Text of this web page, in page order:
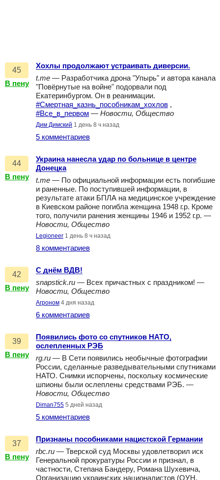
45
В пену
Хохлы продолжают устраивать диверсии.
t.me — Разработчика дрона "Упырь" и автора канала
"Повёрнутые на войне" подорвали под
Екатеринбургом. Он в реанимации.
#Смертная_казнь_пособникам_хохлов ,
#Все_в_первом — Новости, Общество
Дим Димский 1 день 8 ч назад
5 комментариев
44
В пену
Украина нанесла удар по больнице в центре
Донецка
t.me — По официальной информации есть погибшие
и раненные. По поступившей информации, в
результате атаки БПЛА на медицинское учреждение
в Киевском районе погибла женщина 1948 г.р. Кроме
того, получили ранения женщины 1946 и 1952 г.р. —
Новости, Общество
Legioneer 1 день 8 ч назад
8 комментариев
42
В пену
С днём ВДВ!
snapstick.ru — Всех причастных с праздником! —
Новости, Общество
Агроном 4 дня назад
6 комментариев
39
В пену
Появились фото со спутников НАТО,
ослепленных РЭБ
rg.ru — В Сети появились необычные фотографии
России, сделанные разведывательными спутниками
НАТО. Снимки испорчены, поскольку космические
шпионы были ослеплены средствами РЭБ. —
Новости, Общество
Diman755 5 дней назад
5 комментариев
37
В пену
Признаны пособниками нацистской Германии
rbc.ru — Тверской суд Москвы удовлетворил иск
Генеральной прокуратуры России и признал, в
частности, Степана Бандеру, Романа Шухевича,
Организацию украинских националистов (ОУН,